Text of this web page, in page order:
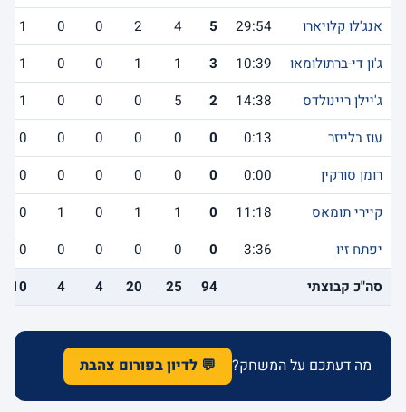
אנג'לו קלויארו
29:54
5
4
2
0
0
1
ג'ון די-ברתולומאו
10:39
3
1
1
0
0
1
ג'יילן ריינולדס
14:38
2
5
0
0
0
1
עוז בלייזר
0:13
0
0
0
0
0
0
רומן סורקין
0:00
0
0
0
0
0
0
קיירי תומאס
11:18
0
1
1
0
1
0
יפתח זיו
3:36
0
0
0
0
0
0
סה"כ קבוצתי
94
25
20
4
4
10
מה דעתכם על המשחק? 💬 לדיון בפורום צהבת